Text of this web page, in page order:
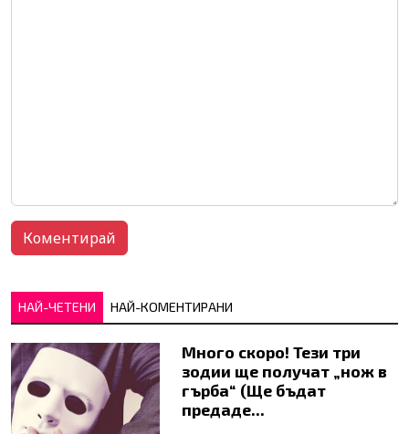
НАЙ-ЧЕТЕНИ НАЙ-КОМЕНТИРАНИ
Много скоро! Тези три
зодии ще получат „нож в
гърба“ (Ще бъдат
предаде...